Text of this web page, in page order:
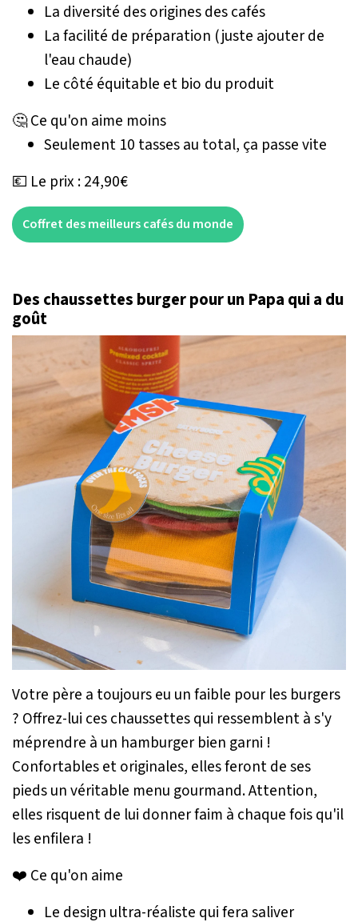
La diversité des origines des cafés
La facilité de préparation (juste ajouter de
l'eau chaude)
Le côté équitable et bio du produit
🤔 Ce qu'on aime moins
Seulement 10 tasses au total, ça passe vite
💶 Le prix : 24,90€
Coffret des meilleurs cafés du monde
Des chaussettes burger pour un Papa qui a du
goût
Votre père a toujours eu un faible pour les burgers
? Offrez-lui ces chaussettes qui ressemblent à s'y
méprendre à un hamburger bien garni !
Confortables et originales, elles feront de ses
pieds un véritable menu gourmand. Attention,
elles risquent de lui donner faim à chaque fois qu'il
les enfilera !
❤️ Ce qu'on aime
Le design ultra-réaliste qui fera saliver